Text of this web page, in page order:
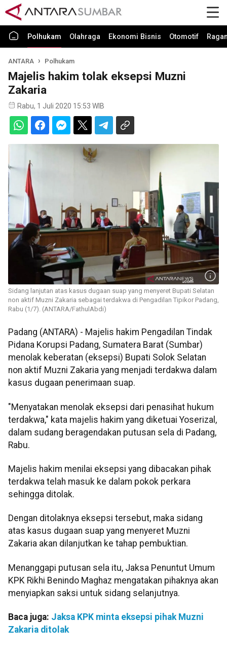
Polhukam Olahraga Ekonomi Bisnis Otomotif
ANTARA Polhukam
Majelis hakim tolak eksepsi Muzni
Zakaria
Rabu, 1 Juli 2020 15:53 WIB
Sidang lanjutan atas kasus dugaan suap yang menyeret Bupati Selatan
non aktif Muzni Zakaria sebagai terdakwa di Pengadilan Tipikor Padang,
Rabu (1/7). (ANTARA/FathulAbdi)
Padang (ANTARA) - Majelis hakim Pengadilan Tindak
Pidana Korupsi Padang, Sumatera Barat (Sumbar)
menolak keberatan (eksepsi) Bupati Solok Selatan
non aktif Muzni Zakaria yang menjadi terdakwa dalam
kasus dugaan penerimaan suap.
"Menyatakan menolak eksepsi dari penasihat hukum
terdakwa," kata majelis hakim yang diketuai Yoserizal,
dalam sudang beragendakan putusan sela di Padang,
Rabu.
Majelis hakim menilai eksepsi yang dibacakan pihak
terdakwa telah masuk ke dalam pokok perkara
sehingga ditolak.
Dengan ditolaknya eksepsi tersebut, maka sidang
atas kasus dugaan suap yang menyeret Muzni
Zakaria akan dilanjutkan ke tahap pembuktian.
Menanggapi putusan sela itu, Jaksa Penuntut Umum
KPK Rikhi Benindo Maghaz mengatakan pihaknya akan
menyiapkan saksi untuk sidang selanjutnya.
Baca juga: Jaksa KPK minta eksepsi pihak Muzni
Zakaria ditolak